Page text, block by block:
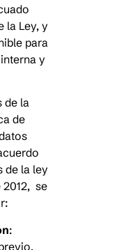
la Ley, y
para
y
de la
de
de la ley
2012, se
: